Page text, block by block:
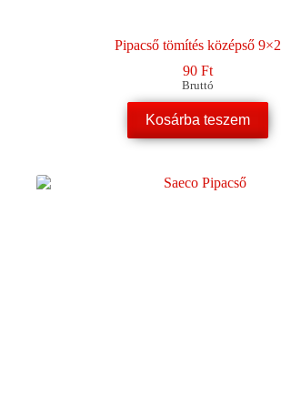
Pipacső tömítés középső 9×2
90 Ft
Bruttó
Kosárba teszem